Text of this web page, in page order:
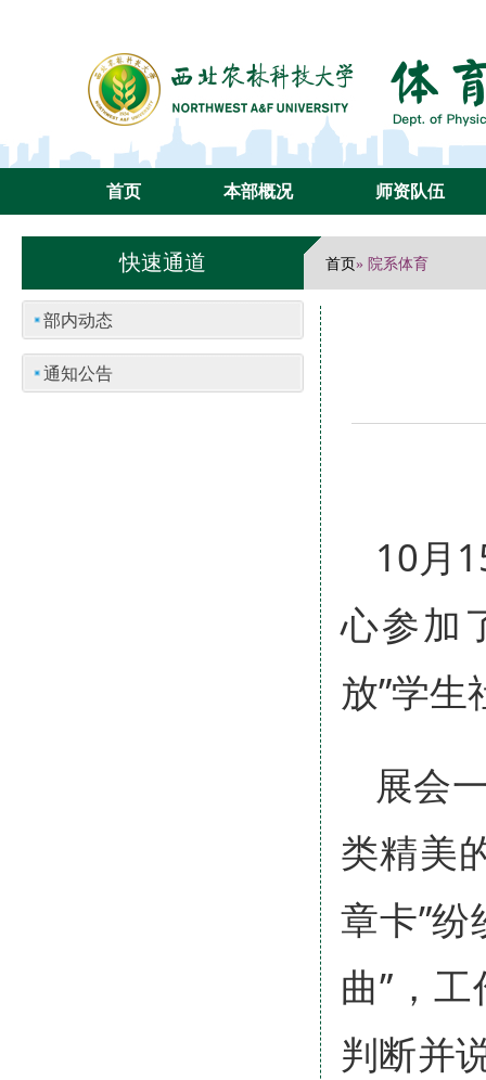
首页 本部概况 师资队伍
快速通道 首页» 院系体育
部内动态
通知公告
10月
心参加
放”学
展会
类精美
章卡”
曲”，
判断并